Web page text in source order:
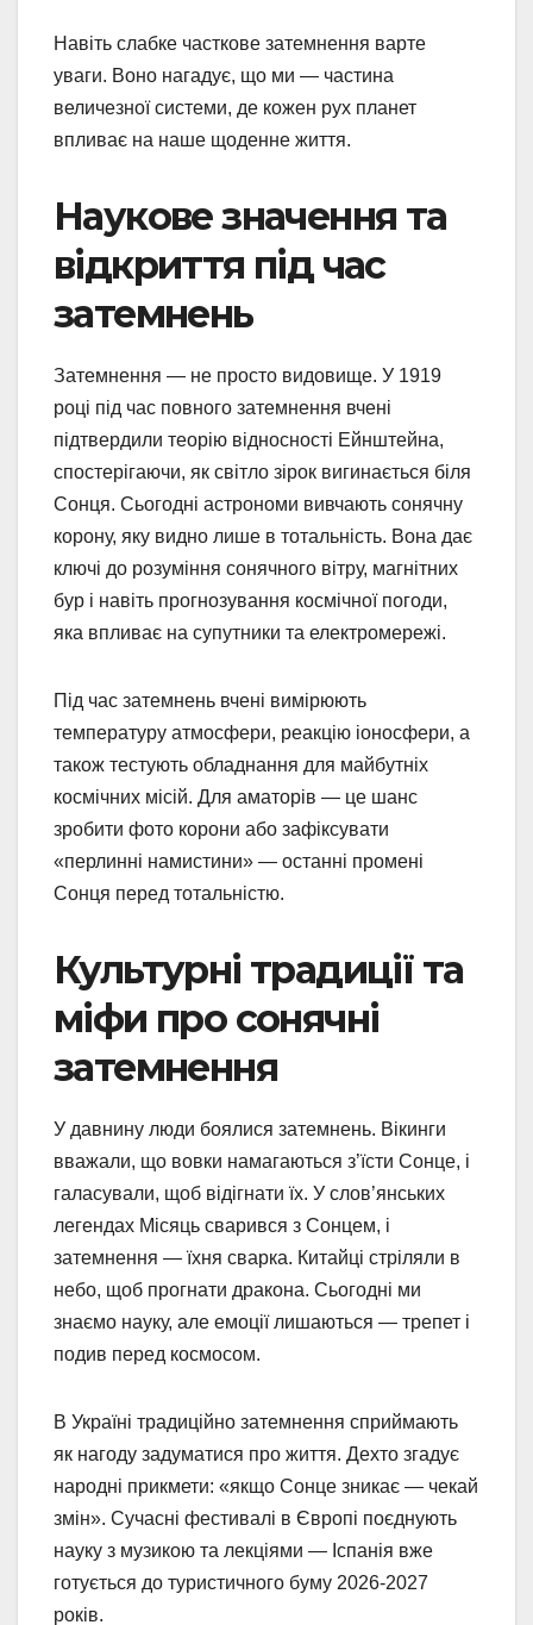
Навіть слабке часткове затемнення варте
уваги. Воно нагадує, що ми — частина
величезної системи, де кожен рух планет
впливає на наше щоденне життя.
Наукове значення та
відкриття під час
затемнень
Затемнення — не просто видовище. У 1919
році під час повного затемнення вчені
підтвердили теорію відносності Ейнштейна,
спостерігаючи, як світло зірок вигинається біля
Сонця. Сьогодні астрономи вивчають сонячну
корону, яку видно лише в тотальність. Вона дає
ключі до розуміння сонячного вітру, магнітних
бур і навіть прогнозування космічної погоди,
яка впливає на супутники та електромережі.
Під час затемнень вчені вимірюють
температуру атмосфери, реакцію іоносфери, а
також тестують обладнання для майбутніх
космічних місій. Для аматорів — це шанс
зробити фото корони або зафіксувати
«перлинні намистини» — останні промені
Сонця перед тотальністю.
Культурні традиції та
міфи про сонячні
затемнення
У давнину люди боялися затемнень. Вікинги
вважали, що вовки намагаються з’їсти Сонце, і
галасували, щоб відігнати їх. У слов’янських
легендах Місяць сварився з Сонцем, і
затемнення — їхня сварка. Китайці стріляли в
небо, щоб прогнати дракона. Сьогодні ми
знаємо науку, але емоції лишаються — трепет і
подив перед космосом.
В Україні традиційно затемнення сприймають
як нагоду задуматися про життя. Дехто згадує
народні прикмети: «якщо Сонце зникає — чекай
змін». Сучасні фестивалі в Європі поєднують
науку з музикою та лекціями — Іспанія вже
готується до туристичного буму 2026-2027
років.